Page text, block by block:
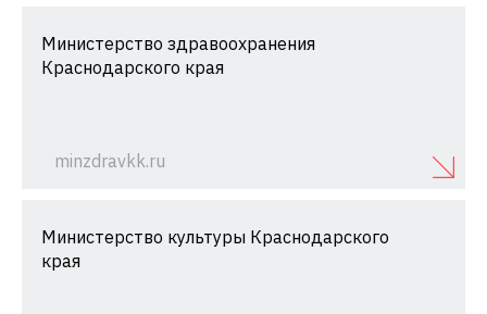
Министерство здравоохранения
Краснодарского края
minzdravkk.ru
Министерство культуры Краснодарского
края